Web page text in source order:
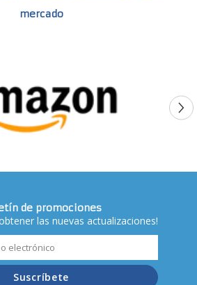
mercado
de promociones
las nuevas actualizaciones!
Suscríbete